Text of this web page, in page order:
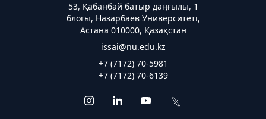
53, Қабанбай батыр даңғылы, 1
блогы, Назарбаев Университеті,
Астана 010000, Қазақстан
issai@nu.edu.kz
+7 (7172) 70-5981
+7 (7172) 70-6139